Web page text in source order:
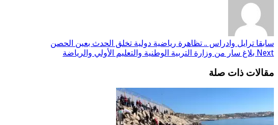
سابقا ترايل وادراس .. تظاهرة رياضية دولية تخلق الحدث بعين الحصن
Next بلاغ سار من وزارة التربية الوطنية والتعليم الأولي والرياضة
مقالات ذات صلة